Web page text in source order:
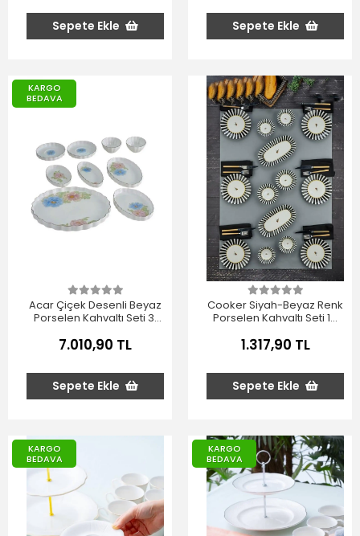
Sepete Ekle Sepete Ekle
KARGO
BEDAVA
Acar Çiçek Desenli Beyaz
Porselen Kahvaltı Seti 31
7.010,90 TL
Sepete Ekle
Cooker Siyah-Beyaz Renk
Porselen Kahvaltı Seti 14
1.317,90 TL
Sepete Ekle
KARGO
BEDAVA
KARGO
BEDAVA